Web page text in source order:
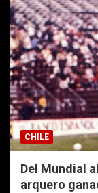
CHILE
Del Mundial
arquero